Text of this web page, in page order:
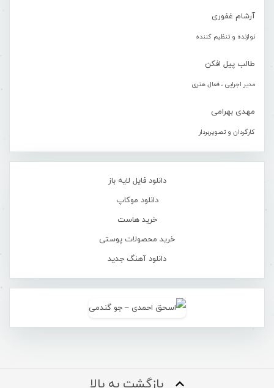
آرشام غفوری
نوازنده و تنظیم کننده
طالب پیل افکن
مدیر اجرایی ، فعال هنری
مهدی بهرامی
کارگردان و تصویربردار
دانلود فایل لایه باز
دانلود موکاپ
خرید هاست
خرید محصولات پوستی
دانلود آهنگ جدید
بازگشت به بالا